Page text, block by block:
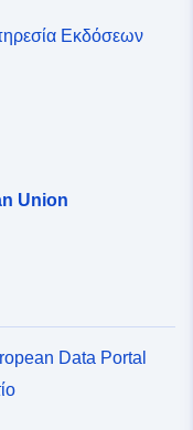
Εκδόσεων
Union
Data Portal